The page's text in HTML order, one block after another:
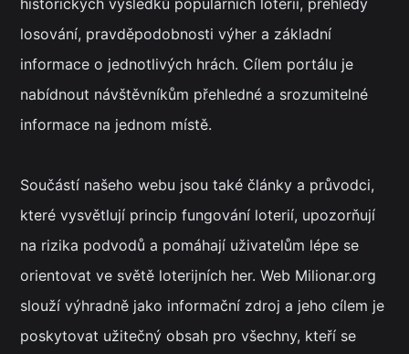
historických výsledků populárních loterií, přehledy
losování, pravděpodobnosti výher a základní
informace o jednotlivých hrách. Cílem portálu je
nabídnout návštěvníkům přehledné a srozumitelné
informace na jednom místě.
Součástí našeho webu jsou také články a průvodci,
které vysvětlují princip fungování loterií, upozorňují
na rizika podvodů a pomáhají uživatelům lépe se
orientovat ve světě loterijních her. Web Milionar.org
slouží výhradně jako informační zdroj a jeho cílem je
poskytovat užitečný obsah pro všechny, kteří se